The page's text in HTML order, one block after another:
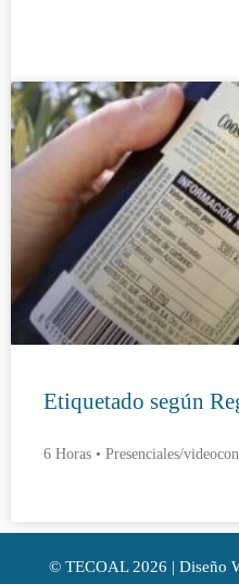
Etiquetado según
6 Horas • Presenciales/
© TECOAL2026 | Diseño